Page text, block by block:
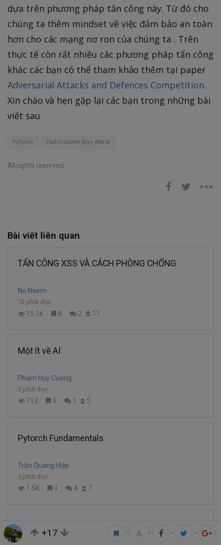
dựa trên phương pháp tấn công này. Từ đó cho
chúng ta thêm mindset về việc đảm bảo an toàn
hơn cho các mạng nơ ron của chúng ta . Trên
thực tế còn rất nhiều các phương pháp tấn công
khác các bạn có thể tham khảo thêm tại paper
Adversarial Attacks and Defences Competition.
Xin chào và hẹn gặp lại các bạn trong những bài
viết sau
PyTorch Fast Gradient Sign Attack
All rights reserved
Bài viết liên quan
TẤN CÔNG XSS VÀ CÁCH PHÒNG CHỐNG
No Naem
12 phút đọc
15.1K 8 2 11
Một ít về AI
Pham Huy Cuong
3 phút đọc
713 5 1 5
Pytorch Fundamentals
Trần Quang Hiệp
5 phút đọc
1.5K 4 4 7
20 vụ tấn công mạng lớn nhất mọi thời đại
+17 • • • •